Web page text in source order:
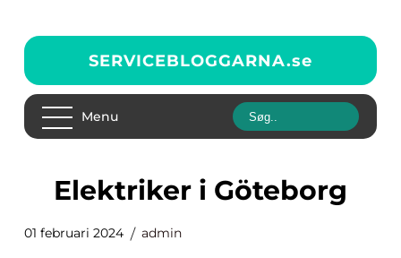
SERVICEBLOGGARNA.se
Menu
elektriker i Göteborg
01 februari 2024 admin